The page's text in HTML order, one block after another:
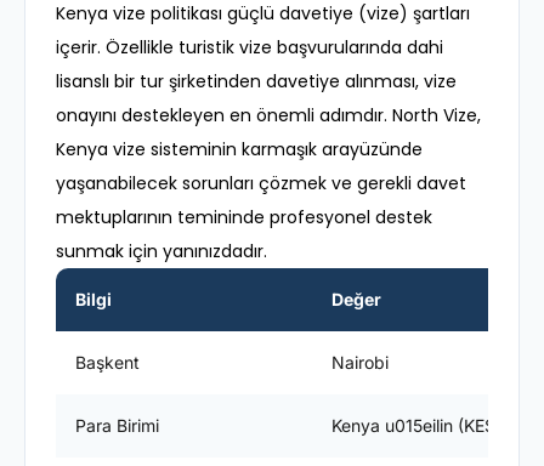
Kenya vize politikası güçlü davetiye (vize) şartları
içerir. Özellikle turistik vize başvurularında dahi
lisanslı bir tur şirketinden davetiye alınması, vize
onayını destekleyen en önemli adımdır. North Vize,
Kenya vize sisteminin karmaşık arayüzünde
yaşanabilecek sorunları çözmek ve gerekli davet
mektuplarının temininde profesyonel destek
sunmak için yanınızdadır.
Bilgi Değer
Başkent Nairobi
Para Birimi Kenya u015eilin (KES)